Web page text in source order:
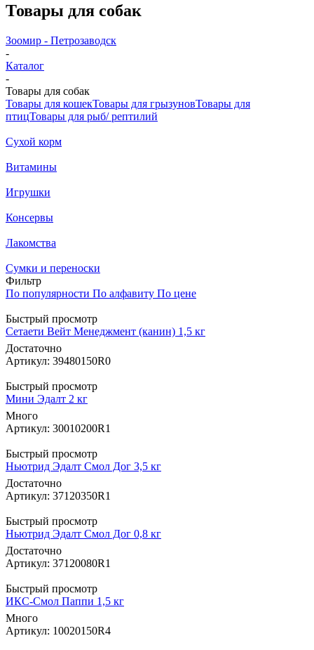
Товары для собак
Зоомир - Петрозаводск
-
Каталог
-
Товары для собак
Товары для кошекТовары для грызуновТовары для
птицТовары для рыб/ рептилий
Cухой корм
Витамины
Игрушки
Консервы
Лакомства
Сумки и переноски
Фильтр
По популярности По алфавиту По цене
Быстрый просмотр
Сетаети Вейт Менеджмент (канин) 1,5 кг
Достаточно
Артикул: 39480150R0
Быстрый просмотр
Мини Эдалт 2 кг
Много
Артикул: 30010200R1
Быстрый просмотр
Ньютрид Эдалт Смол Дог 3,5 кг
Достаточно
Артикул: 37120350R1
Быстрый просмотр
Ньютрид Эдалт Смол Дог 0,8 кг
Достаточно
Артикул: 37120080R1
Быстрый просмотр
ИКС-Смол Паппи 1,5 кг
Много
Артикул: 10020150R4